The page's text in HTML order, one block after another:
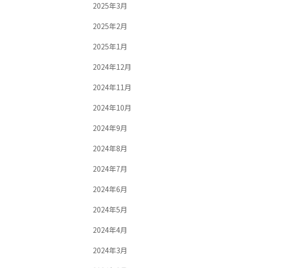
2025年3月
2025年2月
2025年1月
2024年12月
2024年11月
2024年10月
2024年9月
2024年8月
2024年7月
2024年6月
2024年5月
2024年4月
2024年3月